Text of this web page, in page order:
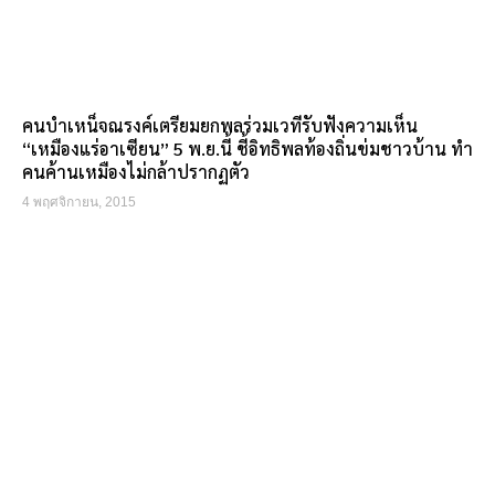
คนบำเหน็จณรงค์เตรียมยกพลร่วมเวทีรับฟังความเห็น
“เหมืองแร่อาเซียน” 5 พ.ย.นี้ ชี้อิทธิพลท้องถิ่นข่มชาวบ้าน ทำ
คนค้านเหมืองไม่กล้าปรากฏตัว
4 พฤศจิกายน, 2015